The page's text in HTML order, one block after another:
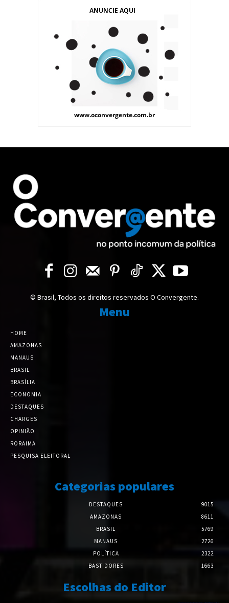
© Brasil, Todos os direitos reservados O Convergente.
Menu
HOME
AMAZONAS
MANAUS
BRASIL
BRASÍLIA
ECONOMIA
DESTAQUES
CHARGES
OPINIÃO
RORAIMA
PESQUISA ELEITORAL
Categorias populares
DESTAQUES
9015
AMAZONAS
8611
BRASIL
5769
MANAUS
2726
POLÍTICA
2322
BASTIDORES
1663
Escolhas do Editor